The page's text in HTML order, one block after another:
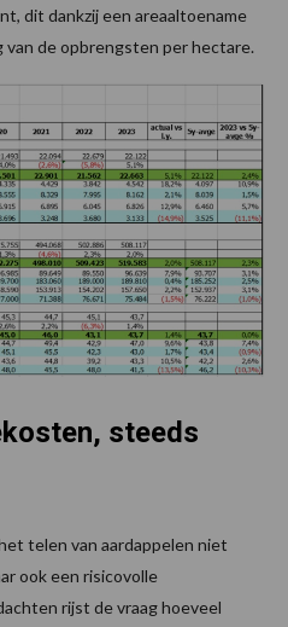
dit dankzij een areaaltoename
de opbrengsten per hectare.
steeds
telen van aardappelen niet
ook een risicovolle
rijst de vraag hoeveel